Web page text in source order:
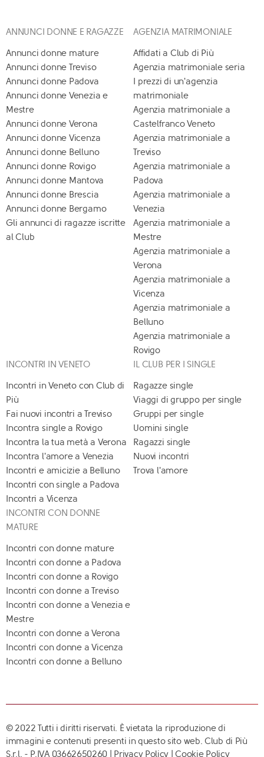
ANNUNCI DONNE E RAGAZZE
Annunci donne mature
Annunci donne Treviso
Annunci donne Padova
Annunci donne Venezia e
Mestre
Annunci donne Verona
Annunci donne Vicenza
Annunci donne Belluno
Annunci donne Rovigo
Annunci donne Mantova
Annunci donne Brescia
Annunci donne Bergamo
Gli annunci di ragazze iscritte
al Club
AGENZIA MATRIMONIALE
Affidati a Club di Più
Agenzia matrimoniale seria
I prezzi di un'agenzia
matrimoniale
Agenzia matrimoniale a
Castelfranco Veneto
Agenzia matrimoniale a
Treviso
Agenzia matrimoniale a
Padova
Agenzia matrimoniale a
Venezia
Agenzia matrimoniale a
Mestre
Agenzia matrimoniale a
Verona
Agenzia matrimoniale a
Vicenza
Agenzia matrimoniale a
Belluno
Agenzia matrimoniale a
Rovigo
INCONTRI IN VENETO
Incontri in Veneto con Club di
Più
Fai nuovi incontri a Treviso
Incontra single a Rovigo
Incontra la tua metà a Verona
Incontra l'amore a Venezia
Incontri e amicizie a Belluno
Incontri con single a Padova
Incontri a Vicenza
IL CLUB PER I SINGLE
Ragazze single
Viaggi di gruppo per single
Gruppi per single
Uomini single
Ragazzi single
Nuovi incontri
Trova l'amore
INCONTRI CON DONNE
MATURE
Incontri con donne mature
Incontri con donne a Padova
Incontri con donne a Rovigo
Incontri con donne a Treviso
Incontri con donne a Venezia e
Mestre
Incontri con donne a Verona
Incontri con donne a Vicenza
Incontri con donne a Belluno
© 2022 Tutti i diritti riservati. È vietata la riproduzione di
immagini e contenuti presenti in questo sito web. Club di Più
S.r.l. - P.IVA 03662650260 | Privacy Policy |Cookie Policy